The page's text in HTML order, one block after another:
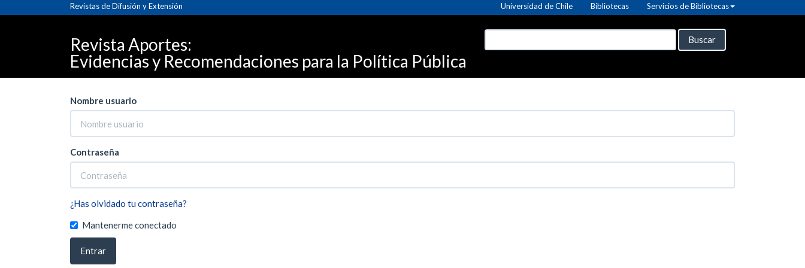
Navegación
principal
Revistas de Difusión y Extensión Universidad de Chile Bibliotecas Servicios de Bibliotecas
Revista Aportes:
Evidencias y Recomendaciones para la Política Pública
Buscar
Inicio Entrar
Nombre usuario
Contraseña
¿Has olvidado tu contraseña?
Mantenerme conectado
Entrar